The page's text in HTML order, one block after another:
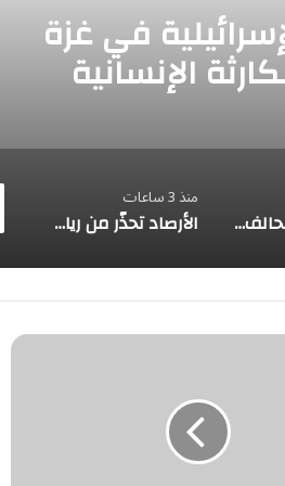
الإسرائيلية في غزة
الإنسانية
تعيين قائد للتحالف البحري الدفاعي متعدد الجنسيات
منذ 3 ساعات
الأرصاد تحذّر من رياح نشطة تُقلّص الرؤية على منطقة حائل